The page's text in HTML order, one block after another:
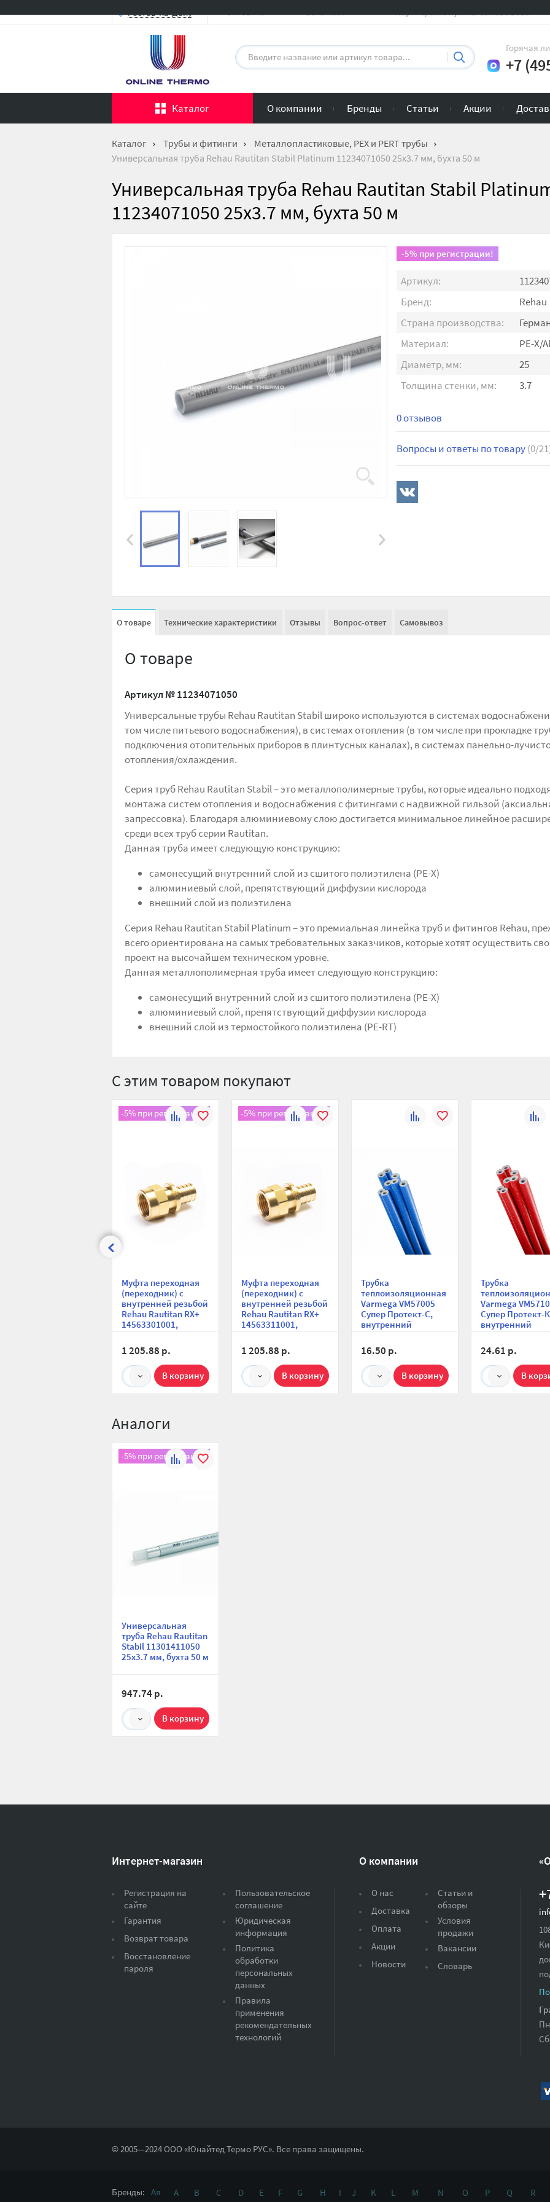
Ростов-на-Дону Оптовикам Вакансии Партнерские пункты самовывоза
Горячая
+7
Каталог О компании Бренды Статьи Акции
Каталог Трубы и фитинги
Металлопластиковые, PEX и PERT трубы
Универсальная труба Rehau Rautitan Stabil Platinum 11234071050 25х3.7 мм, бухта 50 м
Универсальная труба Rehau Rautitan Stabil
11234071050 25х3.7 мм, бухта 50 м
-5% при регистрации!
Артикул:
Бренд:
Rehau
Страна производства:
Материал:
PE-X/Al
Диаметр, мм:
25
Толщина стенки, мм:
3.7
0 отзывов
Вопросы и ответы по товару(0/
О товаре Технические характеристики Отзывы Вопрос-ответ Самовывоз
О товаре
Артикул №11234071050
Универсальные трубы Rehau Rautitan Stabil широко используются в системах
том числе питьевого водоснабжения), в системах отопления (в том числе при прокладке
подключения отопительных приборов в плинтусных каналах), в системах панельно-
отопления/охлаждения.
Серия труб Rehau Rautitan Stabil – это металлополимерные трубы, которые идеально
монтажа систем отопления и водоснабжения с фитингами с надвижной гильзой
запрессовка). Благодаря алюминиевому слою достигается минимальное линейное
среди всех труб серии Rautitan.
Данная труба имеет следующую конструкцию:
самонесущий внутренний слой из сшитого полиэтилена (PE-X)
алюминиевый слой, препятствующий диффузии кислорода
внешний слой из полиэтилена
Серия Rehau Rautitan Stabil Platinum – это премиальная линейка труб и фитингов Rehau,
всего ориентирована на самых требовательных заказчиков, которые хотят осуществить
проект на высочайшем техническом уровне.
Данная металлополимерная труба имеет следующую конструкцию:
самонесущий внутренний слой из сшитого полиэтилена (PE-X)
алюминиевый слой, препятствующий диффузии кислорода
внешний слой из термостойкого полиэтилена (PE-RT)
С этим товаром покупают
-5% при регистрации!
В
К
Муфта переходная
(переходник) с
внутренней резьбой
Rehau Rautitan RX+
14563301001,
1 205.88 р.
1
-5% при регистрации!
В
К
Муфта переходная
(переходник) с
внутренней резьбой
Rehau Rautitan RX+
14563311001,
1 205.88 р.
1
Трубка
теплоизоляционная
Varmega VM57005
Супер Протект-С,
внутренний
толщина 4 мм,
длина 10 м, синяя
16.50 р.
10
Трубка
Varmega
Супер Протект-
внутренний
толщина 4 мм,
длина 10 м,
24.61 р.
10
Аналоги
-5% при регистрации!
В
К
Универсальная
труба Rehau Rautitan
Stabil 11301411050
25х3.7 мм, бухта 50 м
947.74 р.
50
Интернет-магазин
Регистрация на
сайте
Гарантия
Возврат товара
Восстановление
пароля
Пользовательское
соглашение
Юридическая
информация
Политика
обработки
персональных
данных
Правила
применения
рекомендательных
технологий
О компании
О нас
Доставка
Оплата
Акции
Новости
Статьи и
обзоры
Условия
продажи
Вакансии
Словарь
© 2005—2024 ООО «Юнайтед Термо РУС». Все права защищены.
Бренды: Ая A B C D E F G H I J K L M N O P Q R